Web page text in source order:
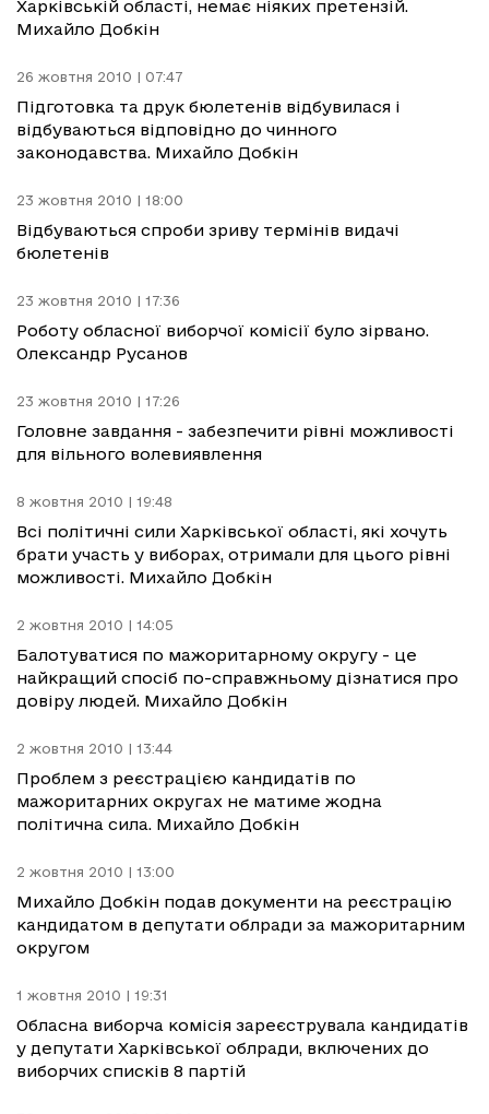
Харківській області, немає ніяких претензій.
Михайло Добкін
26 жовтня 2010 | 07:47
Підготовка та друк бюлетенів відбувилася і
відбуваються відповідно до чинного
законодавства. Михайло Добкін
23 жовтня 2010 | 18:00
Відбуваються спроби зриву термінів видачі
бюлетенів
23 жовтня 2010 | 17:36
Роботу обласної виборчої комісії було зірвано.
Олександр Русанов
23 жовтня 2010 | 17:26
Головне завдання - забезпечити рівні можливості
для вільного волевиявлення
8 жовтня 2010 | 19:48
Всі політичні сили Харківської області, які хочуть
брати участь у виборах, отримали для цього рівні
можливості. Михайло Добкін
2 жовтня 2010 | 14:05
Балотуватися по мажоритарному округу - це
найкращий спосіб по-справжньому дізнатися про
довіру людей. Михайло Добкін
2 жовтня 2010 | 13:44
Проблем з реєстрацією кандидатів по
мажоритарних округах не матиме жодна
політична сила. Михайло Добкін
2 жовтня 2010 | 13:00
Михайло Добкін подав документи на реєстрацію
кандидатом в депутати облради за мажоритарним
округом
1 жовтня 2010 | 19:31
Обласна виборча комісія зареєструвала кандидатів
у депутати Харківської облради, включених до
виборчих списків 8 партій